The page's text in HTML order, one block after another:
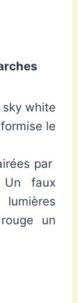
white
le
par
Un faux
un